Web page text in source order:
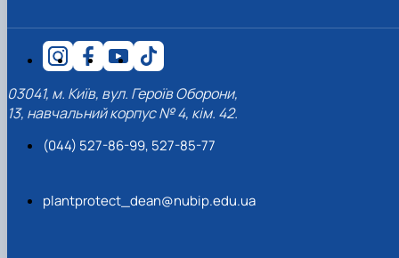
03041, м. Київ, вул. Героїв Оборони,
13, навчальний корпус № 4, кім. 42.
(044) 527-86-99, 527-85-77
plantprotect_dean@nubip.edu.ua